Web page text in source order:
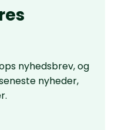
nyhedsbrev, og
nyheder,